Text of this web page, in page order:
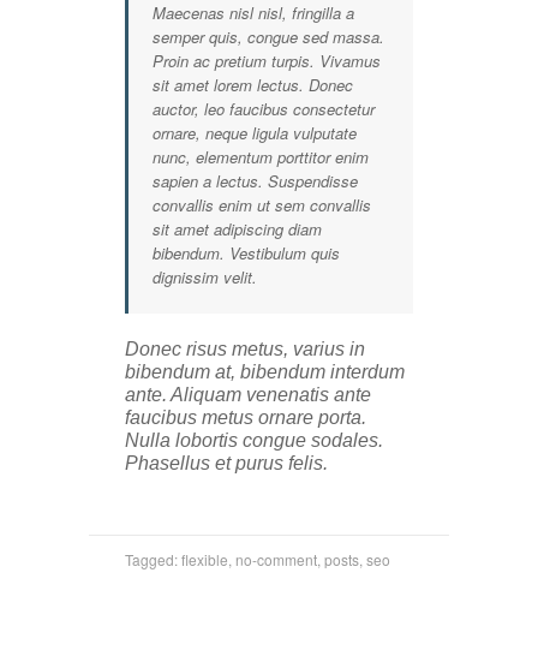
Maecenas nisl nisl, fringilla a
semper quis, congue sed massa.
Proin ac pretium turpis. Vivamus
sit amet lorem lectus. Donec
auctor, leo faucibus consectetur
ornare, neque ligula vulputate
nunc, elementum porttitor enim
sapien a lectus. Suspendisse
convallis enim ut sem convallis
sit amet adipiscing diam
bibendum. Vestibulum quis
dignissim velit.
Donec risus metus, varius in
bibendum at, bibendum interdum
ante. Aliquam venenatis ante
faucibus metus ornare porta.
Nulla lobortis congue sodales.
Phasellus et purus felis.
Tagged:flexible no-comment posts seo